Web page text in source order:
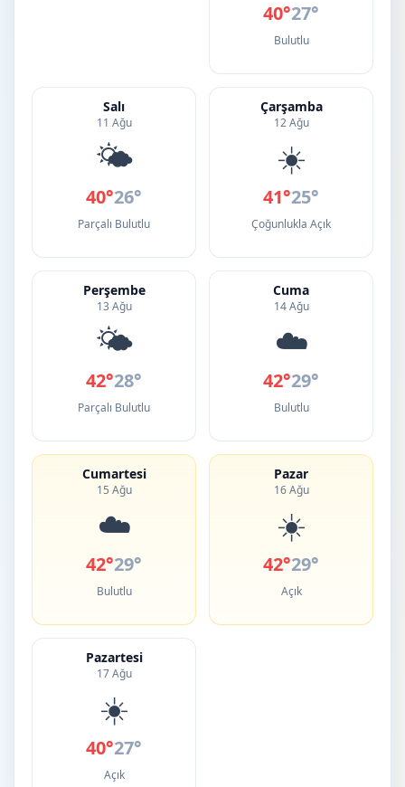
40°27°
Bulutlu
Salı
11 Ağu
🌤️
40°26°
Parçalı Bulutlu
Çarşamba
12 Ağu
☀️
41°25°
Çoğunlukla Açık
Perşembe
13 Ağu
🌤️
42°28°
Parçalı Bulutlu
Cuma
14 Ağu
☁️
42°29°
Bulutlu
Cumartesi
15 Ağu
☁️
42°29°
Bulutlu
Pazar
16 Ağu
☀️
42°29°
Açık
Pazartesi
17 Ağu
☀️
40°27°
Açık